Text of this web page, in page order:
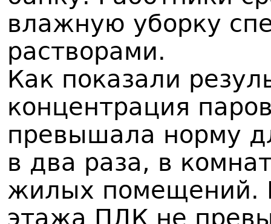
влажную уборку
растворами.
Как показали
концентрация
превышала норму
в два раза, в
жилых помещений.
этажа ПДК не